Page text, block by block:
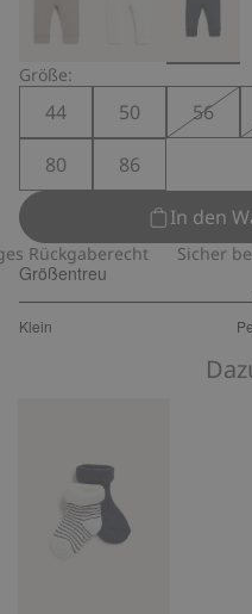
Größe:
44 50 56
80
86
In den
Sicher
Größentreu
Klein
von